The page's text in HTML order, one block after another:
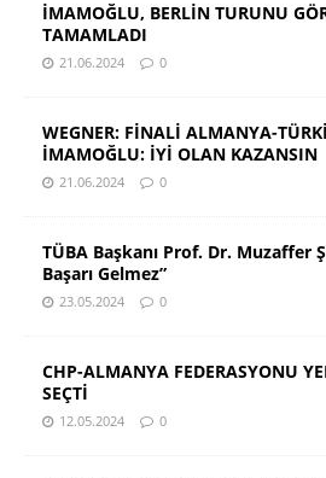
İMAMOĞLU, BERLİN TURUNU
TAMAMLADI
21.06.2024 0
WEGNER: FİNALİ ALMANYA-
İMAMOĞLU: İYİ OLAN KAZANSIN
21.06.2024 0
TÜBA Başkanı Prof. Dr. Muzaffer
Başarı Gelmez”
23.05.2024 0
CHP-ALMANYA FEDERASYONU
SEÇTİ
12.05.2024 0